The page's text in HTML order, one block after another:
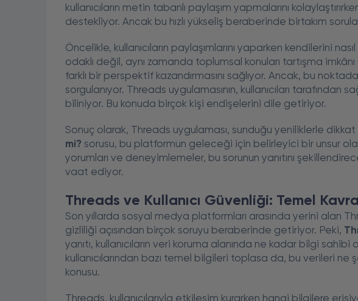
kullanıcıların metin tabanlı paylaşım yapmalarını
destekliyor. Ancak bu hızlı yükseliş beraberinde birtakım
Öncelikle, kullanıcıların paylaşımlarını yaparken kendilerini
odaklı değil, aynı zamanda toplumsal konuları tartışma imkânı
farklı bir perspektif kazandırmasını sağlıyor. Ancak, bu
sorgulanıyor. Threads uygulamasının, kullanıcıları
biliniyor. Bu konuda birçok kişi endişelerini dile getiriyor.
Sonuç olarak, Threads uygulaması, sunduğu yeniliklerle
mi? sorusu, bu platformun geleceği için belirleyici bir unsur
yorumları ve deneyimlemeler, bu sorunun yanıtını
vaat ediyor.
Threads ve Kullanıcı Güvenliği: Temel
Son yıllarda sosyal medya platformları arasında yerini alan
gizliliği açısından birçok soruyu beraberinde getiriyor. Peki,
yanıtı, kullanıcıların veri koruma alanında ne kadar bilgi
kullanıcılarından bazı temel bilgileri toplasa da, bu verileri ne
konusu.
Threads, kullanıcılarıyla etkileşim kurarken hangi bilgilere